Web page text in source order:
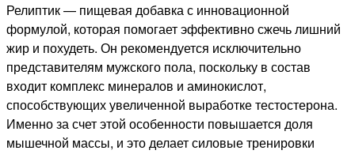
Релиптик — пищевая добавка с инновационной
формулой, которая помогает эффективно сжечь лишний
жир и похудеть. Он рекомендуется исключительно
представителям мужского пола, поскольку в состав
входит комплекс минералов и аминокислот,
способствующих увеличенной выработке тестостерона.
Именно за счет этой особенности повышается доля
мышечной массы, и это делает силовые тренировки